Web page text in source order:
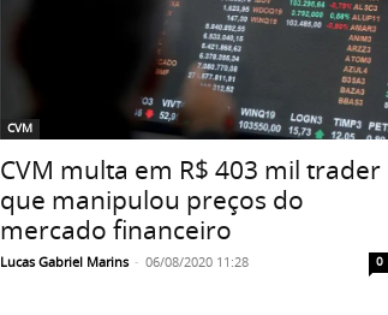
CVM
CVM multa em R$ 403 mil trader
que manipulou preços do
mercado financeiro
Lucas Gabriel Marins - 06/08/2020 11:28 0